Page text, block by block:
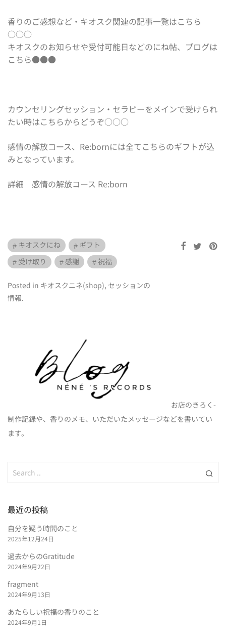
香りのご感想など・キオスク関連の記事一覧はこちら
○○○
キオスクのお知らせや受付可能日などのにね帖、 ブログは
こちら●●●
カウンセリングセッション・セラピーをメインで受けられ
たい時はこちらからどうぞ○○○
感情の解放コース、Re:bornには全てこちらのギフトが込
みとなっています。
詳細 感情の解放コース Re:born
キオスクにね
ギフト
受け取り
感謝 祝福
Posted in キオスクニネ(shop), セッションの
情報.
お店のきろく-
制作記録や、香りのメモ、いただいたメッセージなどを書いてい
ます。
最近の投稿
自分を疑う時間のこと
2025年12月24日
過去からのGratitude
2024年9月22日
fragment
2024年9月13日
あたらしい祝福の香りのこと
2024年9月1日